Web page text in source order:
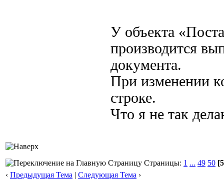
У объекта
производится
документа.
При изменении
строке.
Что я не так
Страницы: 1 ... 49 50
‹ Предыдущая Тема | Следующая Тема ›